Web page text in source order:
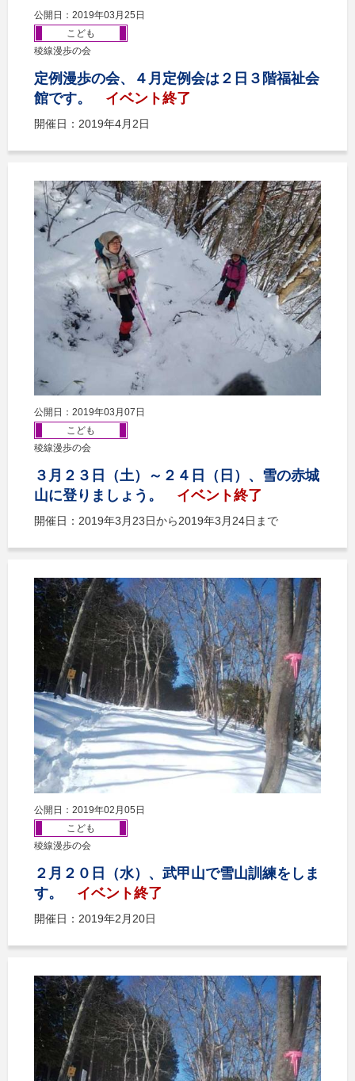
公開日：2019年03月25日
こども
稜線漫歩の会
定例漫歩の会、４月定例会は２日３階福祉会
館です。
イベント終了
開催日：2019年4月2日
公開日：2019年03月07日
こども
稜線漫歩の会
３月２３日（土）～２４日（日）、雪の赤城
山に登りましょう。
イベント終了
開催日：2019年3月23日から2019年3月24日まで
公開日：2019年02月05日
こども
稜線漫歩の会
２月２０日（水）、武甲山で雪山訓練をしま
す。
イベント終了
開催日：2019年2月20日